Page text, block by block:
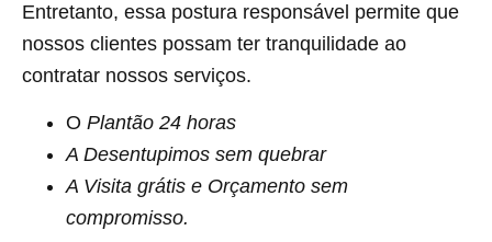
Entretanto, essa postura responsável permite que
nossos clientes possam ter tranquilidade ao
contratar nossos serviços.
O Plantão 24 horas
A Desentupimos sem quebrar
A Visita grátis e Orçamento sem
compromisso.